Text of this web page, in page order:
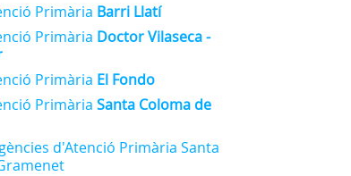
Primària Barri Llatí
Primària Doctor Vilaseca -
Primària El Fondo
PrimàriaSanta Coloma de
d'Atenció Primària Santa